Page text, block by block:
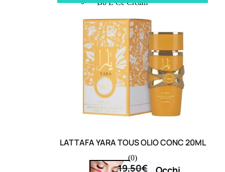
Bb E Cc Cream
Matita Sopracciglia
Mascara
Eyeliner
Rossetto
Matita Labbra
Gloss
Smalto
Smalto Effetti Speciali
Solventi Unghie
LATTAFA YARA TOUS OLIO CONC 20ML
(0)
19,50€